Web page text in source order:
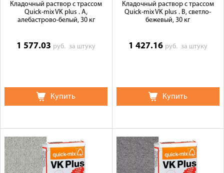
Кладочный раствор с трассом
Quick-mix VK plus . A,
алебастрово-белый, 30 кг
1 577.03 руб.за штуку
Купить
Кладочный раствор с трассом
Quick-mix VK plus . B, светло-
бежевый, 30 кг
1 427.16 руб. за штуку
Купить